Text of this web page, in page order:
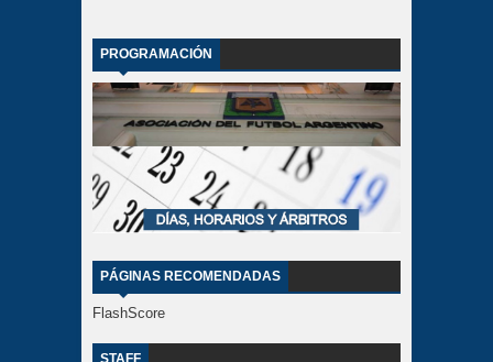
PROGRAMACIÓN
PÁGINAS RECOMENDADAS
FlashScore
STAFF